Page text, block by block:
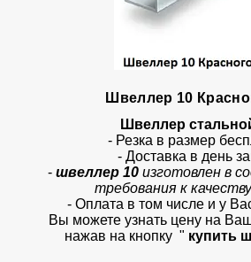
Швеллер 10
Швеллер
- Резка в размер
- Доставка в день
- швеллер 10 изготовлен в
требования к
- Оплата в том числе и у
Вы можете узнать цену на
нажав на кнопку " купить